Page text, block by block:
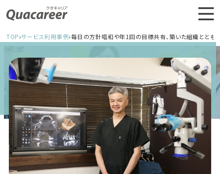
TOP›サービス利用事例›毎日の方針唱和や年1回の目標共有、築いた組織ととも